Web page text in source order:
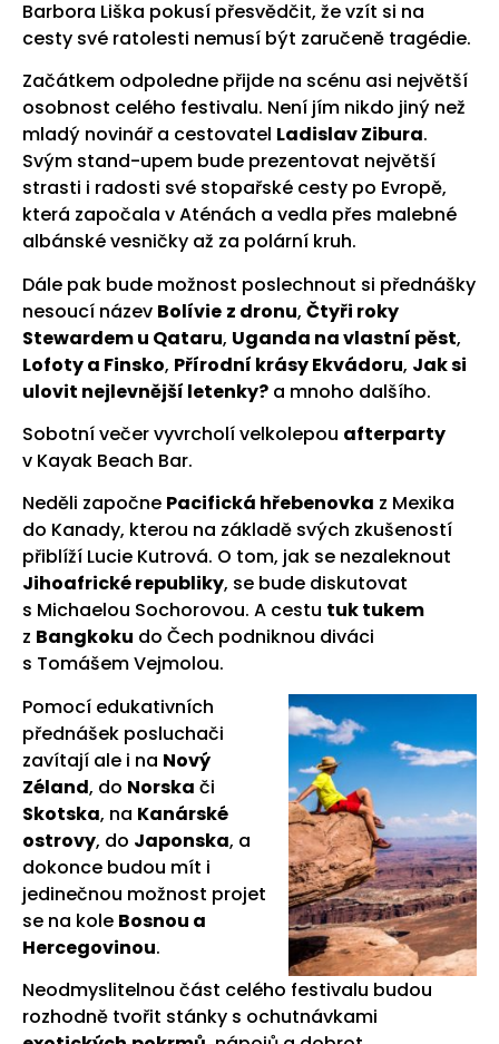
Barbora Liška pokusí přesvědčit, že vzít si na
cesty své ratolesti nemusí být zaručeně tragédie.
Začátkem odpoledne přijde na scénu asi největší
osobnost celého festivalu. Není jím nikdo jiný než
mladý novinář a cestovatel Ladislav Zibura.
Svým stand-upem bude prezentovat největší
strasti i radosti své stopařské cesty po Evropě,
která započala v Aténách a vedla přes malebné
albánské vesničky až za polární kruh.
Dále pak bude možnost poslechnout si přednášky
nesoucí název Bolívie z dronu, Čtyři roky
Stewardem u Qataru, Uganda na vlastní pěst,
Lofoty a Finsko, Přírodní krásy Ekvádoru, Jak si
ulovit nejlevnější letenky? a mnoho dalšího.
Sobotní večer vyvrcholí velkolepou afterparty
v Kayak Beach Bar.
Neděli započne Pacifická hřebenovka z Mexika
do Kanady, kterou na základě svých zkušeností
přiblíží Lucie Kutrová. O tom, jak se nezaleknout
Jihoafrické republiky, se bude diskutovat
s Michaelou Sochorovou. A cestu tuk tukem
z Bangkoku do Čech podniknou diváci
s Tomášem Vejmolou.
Pomocí edukativních
přednášek posluchači
zavítají ale i na Nový
Zéland, do Norska či
Skotska, na Kanárské
ostrovy, do Japonska, a
dokonce budou mít i
jedinečnou možnost projet
se na kole Bosnou a
Hercegovinou.
Neodmyslitelnou část celého festivalu budou
rozhodně tvořit stánky s ochutnávkami